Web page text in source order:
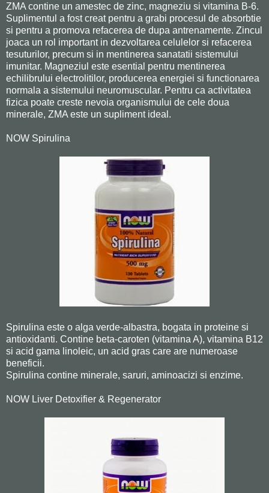
ZMA contine un amestec de zinc, magneziu si vitamina B-6.
Suplimentul a fost creat pentru a grabi procesul de absorbtie
si pentru a promova refacerea de dupa antrenamente. Zincul
joaca un rol important in dezvoltarea celulelor si refacerea
tesuturilor, precum si in mentinerea sanatatii sistemului
imunitar. Magneziul este esential pentru mentinerea
echilibrului electrolitilor, producerea energiei si functionarea
normala a sistemului neuromuscular. Pentru ca activitatea
fizica poate creste nevoia organismului de cele doua
minerale, ZMA este un supliment ideal.
NOW Spirulina
Spirulina este o alga verde-albastra, bogata in proteine si
antioxidanti. Contine beta-caroten (vitamina A), vitamina B12
si acid gama linoleic, un acid gras care are numeroase
beneficii.
Spirulina contine minerale, saruri, aminoacizi si enzime.
NOW Liver Detoxifier & Regenerator